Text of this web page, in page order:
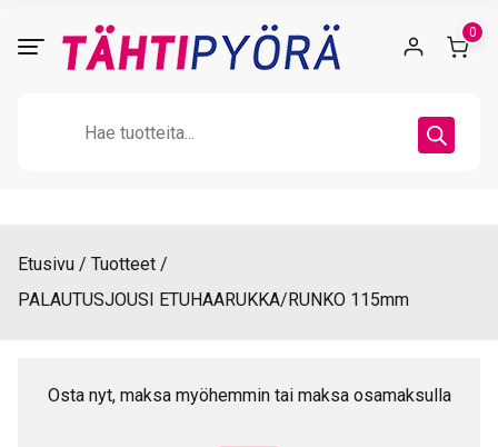
0
Etusivu
Tuotteet
PALAUTUSJOUSI ETUHAARUKKA/RUNKO 115mm
Osta nyt, maksa myöhemmin tai maksa osamaksulla